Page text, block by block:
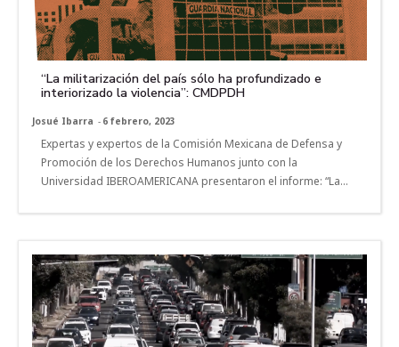
“La militarización del país sólo ha profundizado e
interiorizado la violencia”: CMDPDH
Josué Ibarra - 6 febrero, 2023
Expertas y expertos de la Comisión Mexicana de Defensa y
Promoción de los Derechos Humanos junto con la
Universidad IBEROAMERICANA presentaron el informe: “La...